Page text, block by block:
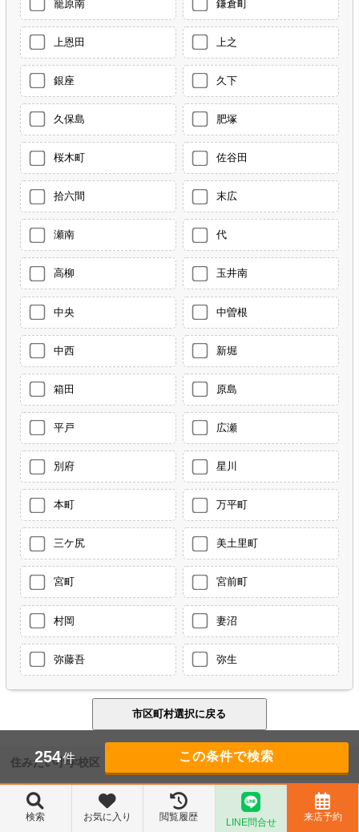
籠原南 鎌倉町
上恩田 上之
銀座 久下
久保島 肥塚
桜木町 佐谷田
拾六間 末広
瀬南 代
高柳 玉井南
中央 中曽根
中西 新堀
箱田 原島
平戸 広瀬
別府 星川
本町 万平町
三ケ尻 美土里町
宮町 宮前町
村岡 妻沼
弥藤吾 弥生
住みたい小学校区
熊谷市
254件
検索 お気に入り 閲覧履歴 LINE問合せ 来店予約